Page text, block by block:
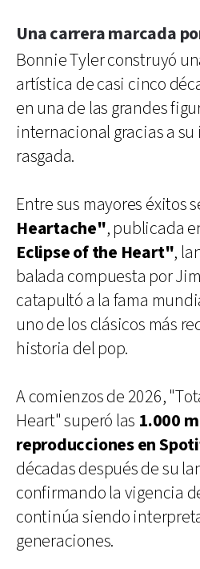
Una carrera marcada
Bonnie Tyler construyó
artística de casi cinco
en una de las grandes
internacional gracias a
rasgada.
Entre sus mayores éxitos
Heartache", publicada
Eclipse of the Heart",
balada compuesta por
catapultó a la fama
uno de los clásicos más
historia del pop.
A comienzos de 2026,
Heart" superó las 1.000
reproducciones en
décadas después de su
confirmando la vigencia
continúa siendo
generaciones.